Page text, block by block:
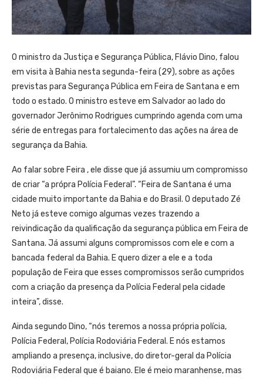
O ministro da Justiça e Segurança Pública, Flávio Dino, falou
em visita à Bahia nesta segunda-feira (29), sobre as ações
previstas para Segurança Pública em Feira de Santana e em
todo o estado. O ministro esteve em Salvador ao lado do
governador Jerônimo Rodrigues cumprindo agenda com uma
série de entregas para fortalecimento das ações na área de
segurança da Bahia.
Ao falar sobre Feira , ele disse que já assumiu um compromisso
de criar “a própra Polícia Federal”. “Feira de Santana é uma
cidade muito importante da Bahia e do Brasil. O deputado Zé
Neto já esteve comigo algumas vezes trazendo a
reivindicação da qualificação da segurança pública em Feira de
Santana. Já assumi alguns compromissos com ele e com a
bancada federal da Bahia. E quero dizer a ele e a toda
população de Feira que esses compromissos serão cumpridos
com a criação da presença da Polícia Federal pela cidade
inteira”, disse.
Ainda segundo Dino, “nós teremos a nossa própria polícia,
Polícia Federal, Polícia Rodoviária Federal. E nós estamos
ampliando a presença, inclusive, do diretor-geral da Polícia
Rodoviária Federal que é baiano. Ele é meio maranhense, mas